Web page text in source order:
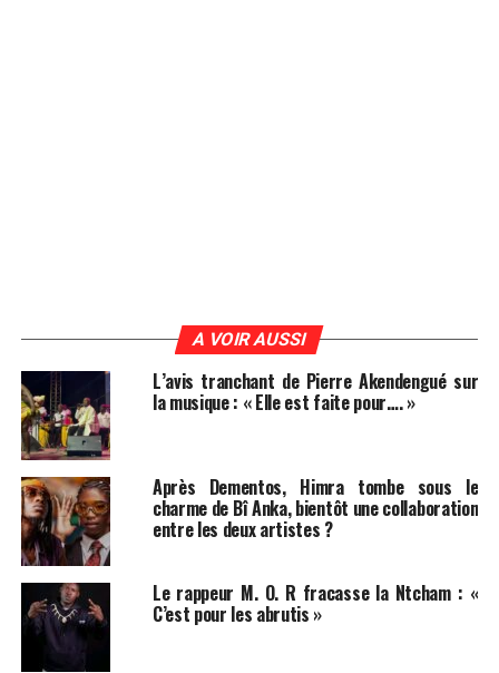
A VOIR AUSSI
L’avis tranchant de Pierre Akendengué sur
la musique : « Elle est faite pour…. »
Après Dementos, Himra tombe sous le
charme de Bî Anka, bientôt une collaboration
entre les deux artistes ?
Le rappeur M. O. R fracasse la Ntcham : «
C’est pour les abrutis »